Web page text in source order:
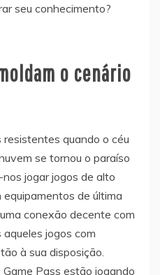
seu conhecimento?
o cenário
resistentes quando o céu
se tornou o paraíso
jogar jogos de alto
de última
conexão decente com
jogos com
à sua disposição.
Pass estão jogando